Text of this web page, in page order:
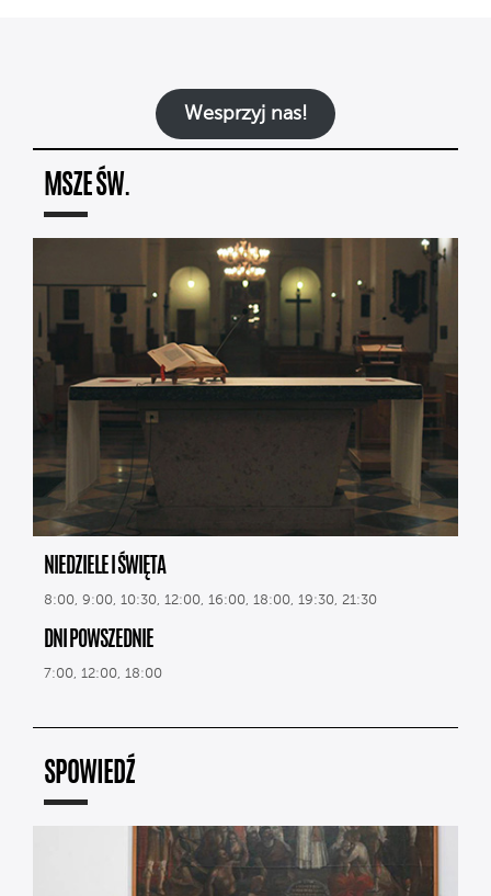
Wesprzyj nas!
MSZE ŚW.
NIEDZIELE I ŚWIĘTA
8:00, 9:00, 10:30, 12:00, 16:00, 18:00, 19:30, 21:30
DNI POWSZEDNIE
7:00, 12:00, 18:00
SPOWIEDŹ